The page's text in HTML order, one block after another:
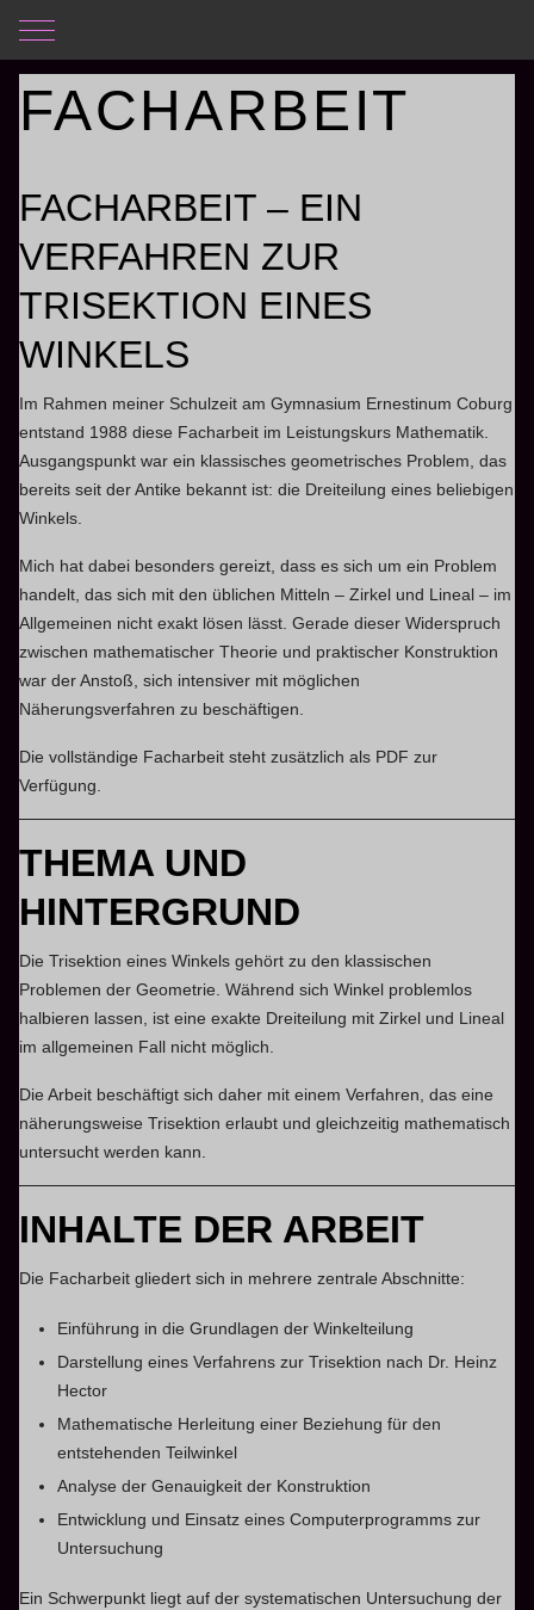
Mobile Menu Toggle
Aktuelle Seite:
FACHARBEIT
FACHARBEIT – EIN
VERFAHREN ZUR
TRISEKTION EINES
WINKELS
Im Rahmen meiner Schulzeit am Gymnasium Ernestinum Coburg
entstand 1988 diese Facharbeit im Leistungskurs Mathematik.
Ausgangspunkt war ein klassisches geometrisches Problem, das
bereits seit der Antike bekannt ist: die Dreiteilung eines beliebigen
Winkels.
Mich hat dabei besonders gereizt, dass es sich um ein Problem
handelt, das sich mit den üblichen Mitteln – Zirkel und Lineal – im
Allgemeinen nicht exakt lösen lässt. Gerade dieser Widerspruch
zwischen mathematischer Theorie und praktischer Konstruktion
war der Anstoß, sich intensiver mit möglichen
Näherungsverfahren zu beschäftigen.
Die vollständige Facharbeit steht zusätzlich als PDF zur
Verfügung.
THEMA UND
HINTERGRUND
Die Trisektion eines Winkels gehört zu den klassischen
Problemen der Geometrie. Während sich Winkel problemlos
halbieren lassen, ist eine exakte Dreiteilung mit Zirkel und Lineal
im allgemeinen Fall nicht möglich.
Die Arbeit beschäftigt sich daher mit einem Verfahren, das eine
näherungsweise Trisektion erlaubt und gleichzeitig mathematisch
untersucht werden kann.
INHALTE DER ARBEIT
Die Facharbeit gliedert sich in mehrere zentrale Abschnitte:
Einführung in die Grundlagen der Winkelteilung
Darstellung eines Verfahrens zur Trisektion nach Dr. Heinz
Hector
Mathematische Herleitung einer Beziehung für den
entstehenden Teilwinkel
Analyse der Genauigkeit der Konstruktion
Entwicklung und Einsatz eines Computerprogramms zur
Untersuchung
Ein Schwerpunkt liegt auf der systematischen Untersuchung der